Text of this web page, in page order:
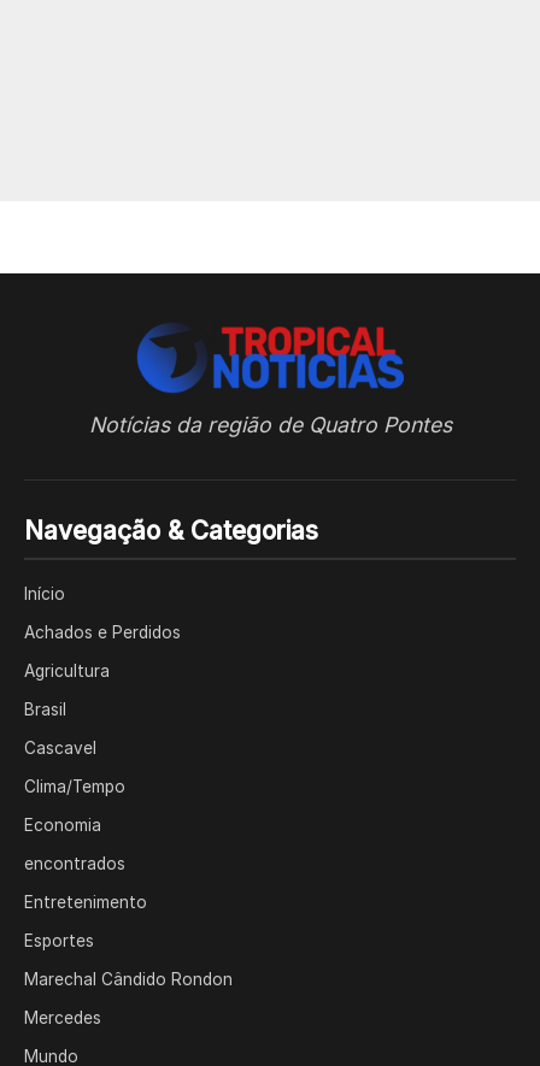
Notícias da região de Quatro Pontes
Navegação & Categorias
Início
Achados e Perdidos
Agricultura
Brasil
Cascavel
Clima/Tempo
Economia
encontrados
Entretenimento
Esportes
Marechal Cândido Rondon
Mercedes
Mundo